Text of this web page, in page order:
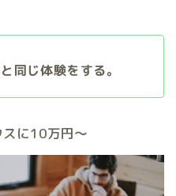
同じ体験をする。
に10万円〜